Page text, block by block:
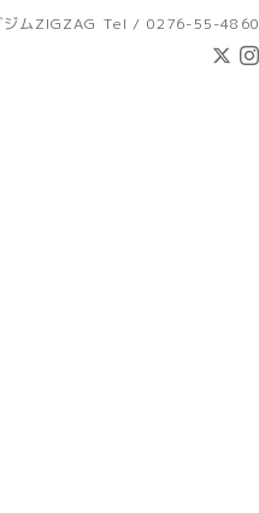
ムZIGZAG Tel / 0276-55-4860